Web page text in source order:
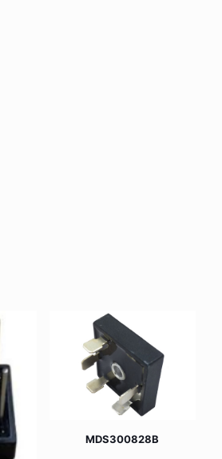
MDS300828B